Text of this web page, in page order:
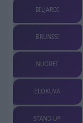
BILJARDI
BRUNSSI
NUORET
ELOKUVA
STAND-UP